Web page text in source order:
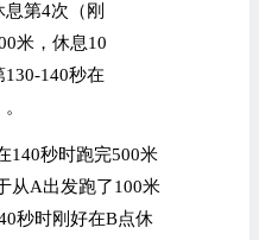
息第4次（刚
米，休息10
130-140秒在
140秒时跑完500米
从A出发跑了100米
秒时刚好在B点休